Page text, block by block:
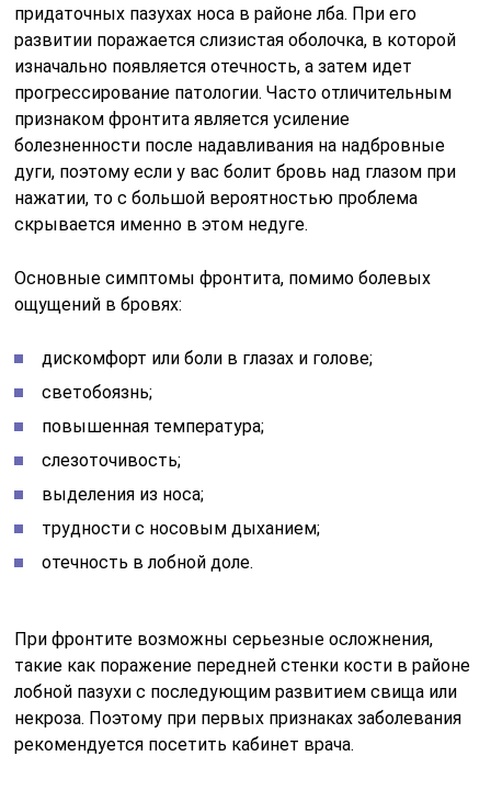
придаточных пазухах носа в районе лба. При его
развитии поражается слизистая оболочка, в которой
изначально появляется отечность, а затем идет
прогрессирование патологии. Часто отличительным
признаком фронтита является усиление
болезненности после надавливания на надбровные
дуги, поэтому если у вас болит бровь над глазом при
нажатии, то с большой вероятностью проблема
скрывается именно в этом недуге.
Основные симптомы фронтита, помимо болевых
ощущений в бровях:
дискомфорт или боли в глазах и голове;
светобоязнь;
повышенная температура;
слезоточивость;
выделения из носа;
трудности с носовым дыханием;
отечность в лобной доле.
При фронтите возможны серьезные осложнения,
такие как поражение передней стенки кости в районе
лобной пазухи с последующим развитием свища или
некроза. Поэтому при первых признаках заболевания
рекомендуется посетить кабинет врача.